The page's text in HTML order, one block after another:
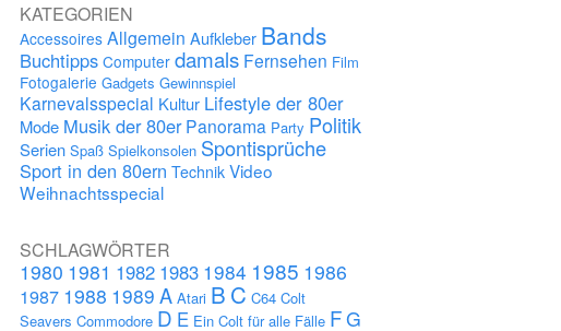
KATEGORIEN
Accessoires Allgemein Aufkleber Bands
Buchtipps Computer damals Fernsehen Film
Fotogalerie Gadgets Gewinnspiel
Karnevalsspecial Kultur Lifestyle der 80er
Mode Musik der 80er Panorama Party Politik
Serien Spaß Spielkonsolen Spontisprüche
Sport in den 80ern Technik Video
Weihnachtsspecial
SCHLAGWÖRTER
1980 1981 1982 1983 1984 1985 1986
1987 1988 1989 A Atari B C C64 Colt
Seavers Commodore D E Ein Colt für alle Fälle FG